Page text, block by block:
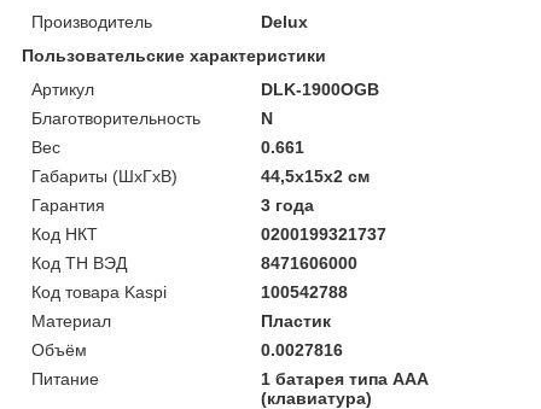
Производитель
Delux
Пользовательские характеристики
Артикул
DLK-1900OGB
Благотворительность
N
Вес
0.661
Габариты (ШхГхВ)
44,5х15х2 см
Гарантия
3 года
Код НКТ
0200199321737
Код ТН ВЭД
8471606000
Код товара Kaspi
100542788
Материал
Пластик
Объём
0.0027816
Питание
1 батарея типа AAA
(клавиатура)